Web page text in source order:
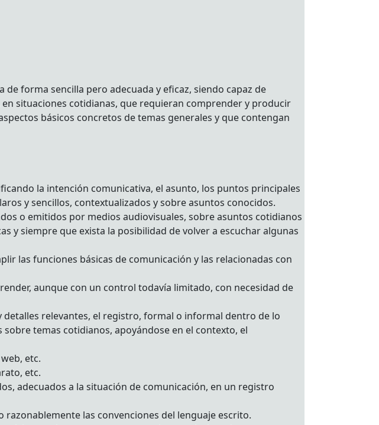
forma sencilla pero adecuada y eficaz, siendo capaz de
situaciones cotidianas, que requieran comprender y producir
básicos concretos de temas generales y que contengan
la intención comunicativa, el asunto, los puntos principales
y sencillos, contextualizados y sobre asuntos conocidos.
o emitidos por medios audiovisuales, sobre asuntos cotidianos
y siempre que exista la posibilidad de volver a escuchar algunas
las funciones básicas de comunicación y las relacionadas con
aunque con un control todavía limitado, con necesidad de
relevantes, el registro, formal o informal dentro de lo
temas cotidianos, apoyándose en el contexto, el
etc.
etc.
adecuados a la situación de comunicación, en un registro
las convenciones del lenguaje escrito.